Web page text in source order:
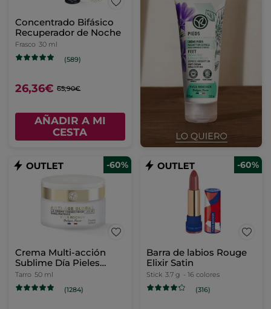
Concentrado Bifásico
Recuperador de Noche
Frasco 30 ml
(589)
26,36€ 65,90€
AÑADIR A MI
CESTA
-60%
Crema Multi-acción
Sublime Día Pieles
Normales
Tarro 50 ml
(1284)
-60%
Barra de labios Rouge
Elixir Satin
Stick 3.7 g - 16 colores
(316)